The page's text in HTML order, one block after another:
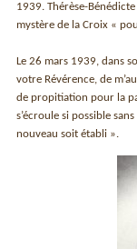
1939. Thérèse-
mystère de la Croix «
Le 26 mars 1939, dans
votre Révérence, de
de propitiation pour la
s’écroule si possible
nouveau soit établi ».